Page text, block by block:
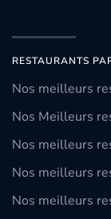
RESTAURANTS
Nos meilleurs
Nos Meilleurs
Nos meilleurs
Nos meilleurs
Nos meilleurs